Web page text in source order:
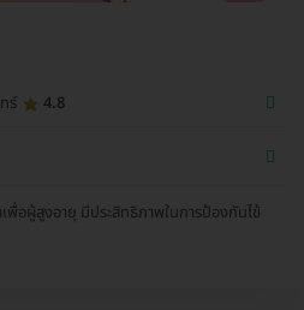
ร์ 4.8
พื่อผู้สูงอายุ มีประสิทธิภาพในการป้องกันไข้